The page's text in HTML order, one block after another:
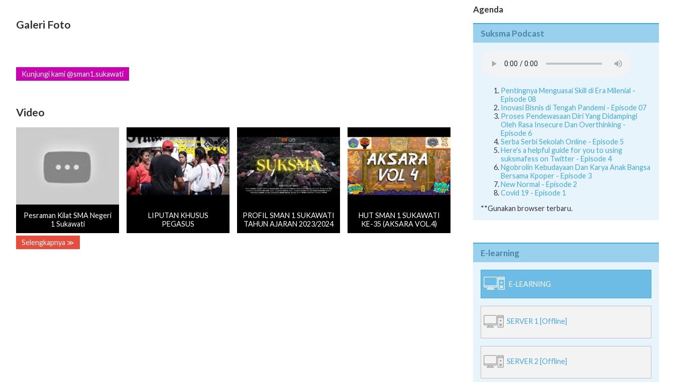
Galeri Foto
Kunjungi kami @sman1.sukawati
Video
Pesraman Kilat SMA Negeri
1 Sukawati
LIPUTAN KHUSUS
PEGASUS
PROFIL SMAN 1 SUKAWATI
TAHUN AJARAN 2023/2024
HUT SMAN 1 SUKAWATI
KE-35 (AKSARA VOL.4)
Selengkapnya ≫
Agenda
Suksma Podcast
Pentingnya Menguasai Skill di Era Milenial -
Episode 08
Inovasi Bisnis di Tengah Pandemi - Episode 07
Proses Pendewasaan Diri Yang Didampingi
Oleh Rasa Insecure Dan Overthinking -
Episode 6
Serba Serbi Sekolah Online - Episode 5
Here's a helpful guide for you to using
suksmafess on Twitter - Episode 4
Ngobrolin Kebudayaan Dan Karya Anak Bangsa
Bersama Kpoper - Episode 3
New Normal - Episode 2
Covid 19 - Episode 1
**Gunakan browser terbaru.
E-learning
E-LEARNING
SERVER 1 [Offline]
SERVER 2 [Offline]